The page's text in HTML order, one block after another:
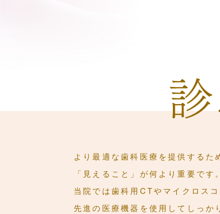
より最適な歯科医療を提供するた
「見えること」が何より重要です
当院では歯科用CTやマイクロス
先進の医療機器を使用してしっか